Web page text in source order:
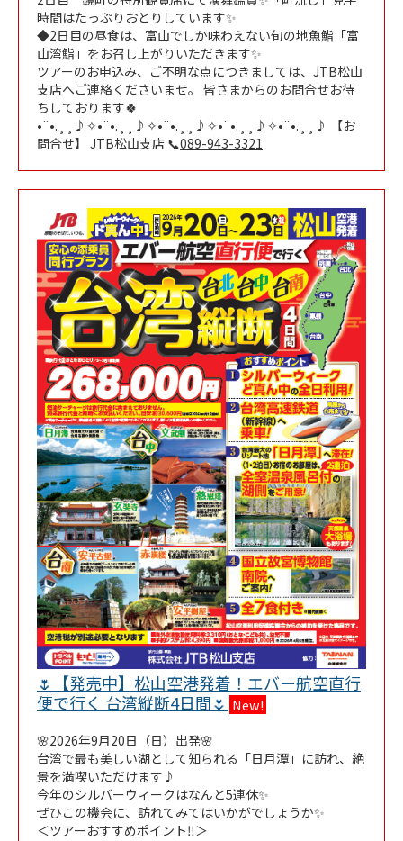
時間はたっぷりおとりしています✨
◆2日目の昼食は、富山でしか味わえない旬の地魚鮨「富
山湾鮨」をお召し上がりいただきます✨
ツアーのお申込み、ご不明な点につきましては、JTB松山
支店へご連絡くださいませ。 皆さまからのお問合せお待
ちしております🍀
•¨•.¸¸♪✧•¨•.¸¸♪✧•¨•.¸¸♪✧•¨•.¸¸♪✧•¨•.¸¸♪ 【お
問合せ】 JTB松山支店 📞089-943-3321
🌷【発売中】松山空港発着！エバー航空直行
便で行く 台湾縦断4日間🌷 Link Opens in New Tab
New!
🌸2026年9月20日（日）出発🌸
台湾で最も美しい湖として知られる「日月潭」に訪れ、絶
景を満喫いただけます♪
今年のシルバーウィークはなんと5連休✨
ぜひこの機会に、訪れてみてはいかがでしょうか✨
＜ツアーおすすめポイント‼️＞